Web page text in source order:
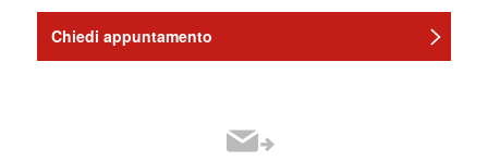
Chiedi appuntamento